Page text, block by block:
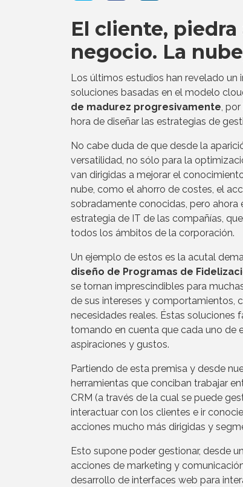
El cliente,
negocio. La
Los últimos estudios han revelado un
soluciones basadas en el modelo
de madurez progresivamente ,
hora de diseñar las estrategias de
No cabe duda de que desde la
versatilidad, no sólo para la
van dirigidas a mejorar el
nube, como el ahorro de costes, el
sobradamente conocidas, pero
estrategia de IT de las compañías,
todos los ámbitos de la corporación.
Un ejemplo de estos es la acutal
diseño de Programas de
se tornan imprescindibles para
de sus intereses y comportamientos,
necesidades reales. Éstas soluciones
tomando en cuenta que cada uno de
aspiraciones y gustos.
Partiendo de esta premisa y desde
herramientas que conciban trabajar
CRM (a través de la cual se puede
interactuar con los clientes e ir
acciones mucho más dirigidas y
Esto supone poder gestionar, desde
acciones de marketing y
desarrollo de interfaces web para